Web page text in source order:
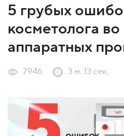
5 грубых
косметолога
аппаратных
7946 3 м. 13 сек.